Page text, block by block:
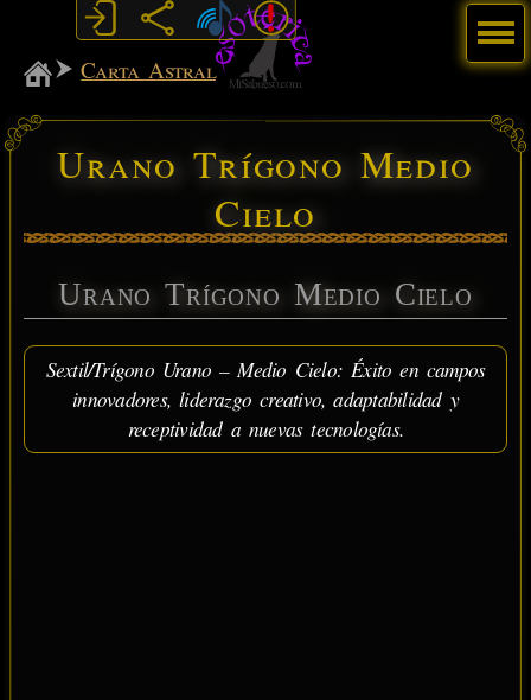
MiSabueso
Carta Astral
Urano Trígono Medio
Cielo
Urano Trígono Medio Cielo
Sextil/Trígono Urano – Medio Cielo: Éxito en campos
innovadores, liderazgo creativo, adaptabilidad y
receptividad a nuevas tecnologías.
Menú